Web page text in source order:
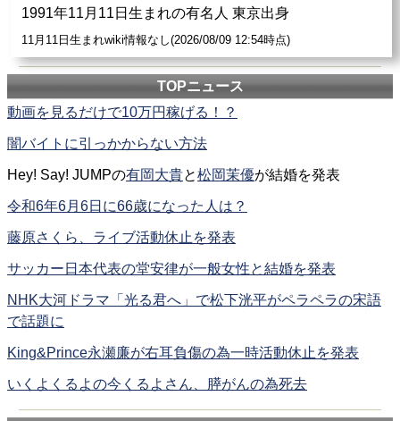
1991年11月11日生まれの有名人 東京出身
11月11日生まれwiki情報なし(2026/08/09 12:54時点)
TOPニュース
動画を見るだけで10万円稼げる！？
闇バイトに引っかからない方法
Hey! Say! JUMPの有岡大貴と松岡茉優が結婚を発表
令和6年6月6日に66歳になった人は？
藤原さくら、ライブ活動休止を発表
サッカー日本代表の堂安律が一般女性と結婚を発表
NHK大河ドラマ「光る君へ」で松下洸平がペラペラの宋語
で話題に
King&Prince永瀬廉が右耳負傷の為一時活動休止を発表
いくよくるよの今くるよさん、膵がんの為死去